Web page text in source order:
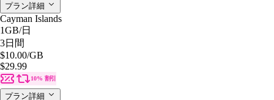
プラン詳細
Cayman Islands
1GB/日
3日間
$10.00/GB
$29.99
10% 割引
プラン詳細